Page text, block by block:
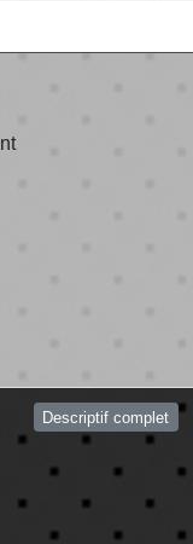
Descriptif complet